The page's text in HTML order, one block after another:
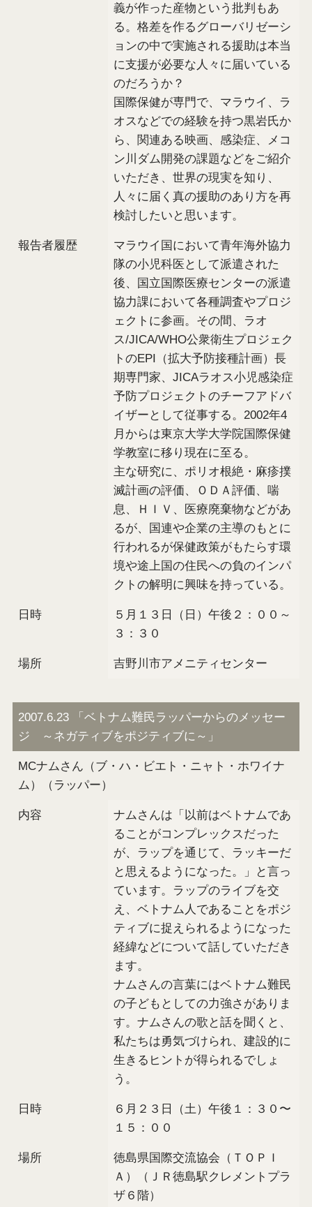
義が作った産物という批判もあ
る。格差を作るグローバリゼーシ
ョンの中で実施される援助は本当
に支援が必要な人々に届いている
のだろうか？
国際保健が専門で、マラウイ、ラ
オスなどでの経験を持つ黒岩氏か
ら、関連ある映画、感染症、メコ
ン川ダム開発の課題などをご紹介
いただき、世界の現実を知り、
人々に届く真の援助のあり方を再
検討したいと思います。
報告者履歴
マラウイ国において青年海外協力
隊の小児科医として派遣された
後、国立国際医療センターの派遣
協力課において各種調査やプロジ
ェクトに参画。その間、ラオ
ス/JICA/WHO公衆衛生プロジェク
トのEPI（拡大予防接種計画）長
期専門家、JICAラオス小児感染症
予防プロジェクトのチーフアドバ
イザーとして従事する。2002年4
月からは東京大学大学院国際保健
学教室に移り現在に至る。
主な研究に、ポリオ根絶・麻疹撲
滅計画の評価、ＯＤＡ評価、喘
息、ＨＩＶ、医療廃棄物などがあ
るが、国連や企業の主導のもとに
行われるが保健政策がもたらす環
境や途上国の住民への負のインパ
クトの解明に興味を持っている。
日時
５月１３日（日）午後２：００～
３：３０
場所 吉野川市アメニティセンター
2007.6.23 「ベトナム難民ラッパーからのメッセー
ジ ～ネガティブをポジティブに～」
MCナムさん（ブ・ハ・ビエト・ニャト・ホワイナ
ム）（ラッパー）
内容
ナムさんは「以前はベトナムであ
ることがコンプレックスだった
が、ラップを通じて、ラッキーだ
と思えるようになった。」と言っ
ています。ラップのライブを交
え、ベトナム人であることをポジ
ティブに捉えられるようになった
経緯などについて話していただき
ます。
ナムさんの言葉にはベトナム難民
の子どもとしての力強さがありま
す。ナムさんの歌と話を聞くと、
私たちは勇気づけられ、建設的に
生きるヒントが得られるでしょ
う。
日時
６月２３日（土）午後１：３０〜
１５：００
場所
徳島県国際交流協会（ＴＯＰＩ
Ａ）（ＪＲ徳島駅クレメントプラ
ザ６階）